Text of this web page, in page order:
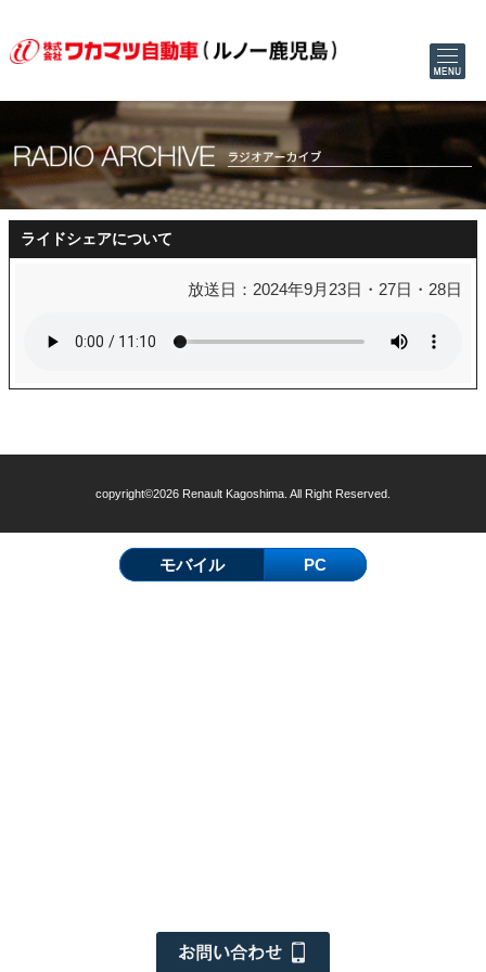
ライドシェアについて
放送日：2024年9月23日・27日・28日
copyright©2026 Renault Kagoshima. All Right Reserved.
モバイル PC